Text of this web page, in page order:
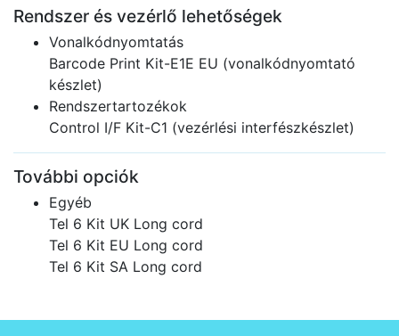
Rendszer és vezérlő lehetőségek
Vonalkódnyomtatás
Barcode Print Kit-E1E EU (vonalkódnyomtató
készlet)
Rendszertartozékok
Control I/F Kit-C1 (vezérlési interfészkészlet)
További opciók
Egyéb
Tel 6 Kit UK Long cord
Tel 6 Kit EU Long cord
Tel 6 Kit SA Long cord